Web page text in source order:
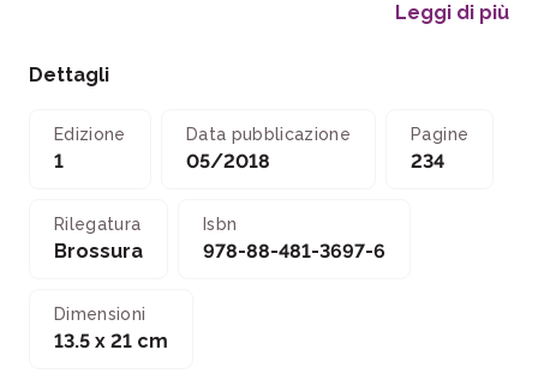
Leggi di più
Dettagli
Edizione
1
Data pubblicazione
05/2018
Pagine
234
Rilegatura
Brossura
Isbn
978-88-481-3697-6
Dimensioni
13.5 x 21 cm